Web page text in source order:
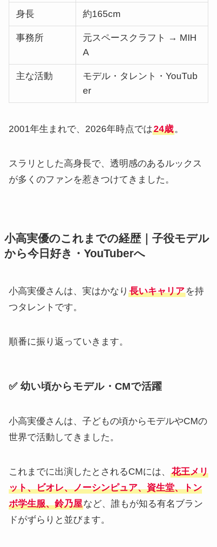
身長 約165cm
事務所
元スペースクラフト → MIH
A
主な活動
モデル・タレント・YouTub
er
2001年生まれで、2026年時点では24歳。
スラリとした高身長で、透明感のあるルックス
が多くのファンを惹きつけてきました。
小高実優のこれまでの経歴｜子役モデル
から今日好き・YouTuberへ
小高実優さんは、実はかなり 長いキャリアを持
つタレントです。
順番に振り返っていきます。
✅ 幼い頃からモデル・CMで活躍
小高実優さんは、子どもの頃からモデルやCMの
世界で活動してきました。
これまでに出演したとされるCMには、 花王メリ
ット、ビオレ、ノーシンピュア、資生堂、トン
ボ学生服、鈴乃屋など、誰もが知る有名ブラン
ドがずらりと並びます。